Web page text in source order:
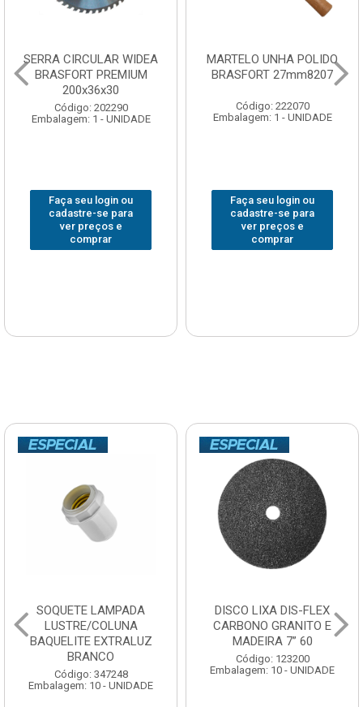
SERRA CIRCULAR WIDEA
BRASFORT PREMIUM
200x36x30
Código: 202290
Embalagem: 1 - UNIDADE
Faça seu login ou
cadastre-se para
ver preços e
comprar
MARTELO UNHA POLIDO
BRASFORT 27mm8207
Código: 222070
Embalagem: 1 - UNIDADE
Faça seu login ou
cadastre-se para
ver preços e
comprar
SOQUETE LAMPADA
LUSTRE/COLUNA
BAQUELITE EXTRALUZ
BRANCO
Código: 347248
Embalagem: 10 - UNIDADE
DISCO LIXA DIS-FLEX
CARBONO GRANITO E
MADEIRA 7” 60
Código: 123200
Embalagem: 10 - UNIDADE